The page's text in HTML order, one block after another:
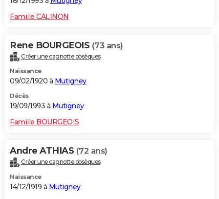
Famille CALINON
Rene BOURGEOIS (73 ans)
Créer une cagnotte obsèques
Naissance
09/02/1920 à Mutigney
Décès
19/09/1993 à Mutigney
Famille BOURGEOIS
Andre ATHIAS (72 ans)
Créer une cagnotte obsèques
Naissance
14/12/1919 à Mutigney